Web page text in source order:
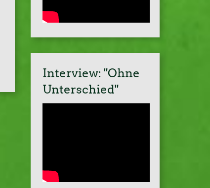
Interview: "Ohne
Unterschied"